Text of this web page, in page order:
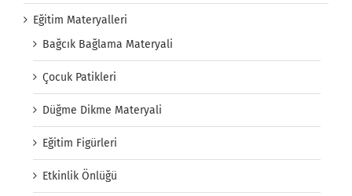
Eğitim Materyalleri
Bağcık Bağlama Materyali
Çocuk Patikleri
Düğme Dikme Materyali
Eğitim Figürleri
Etkinlik Önlüğü